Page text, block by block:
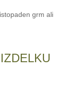
grm ali